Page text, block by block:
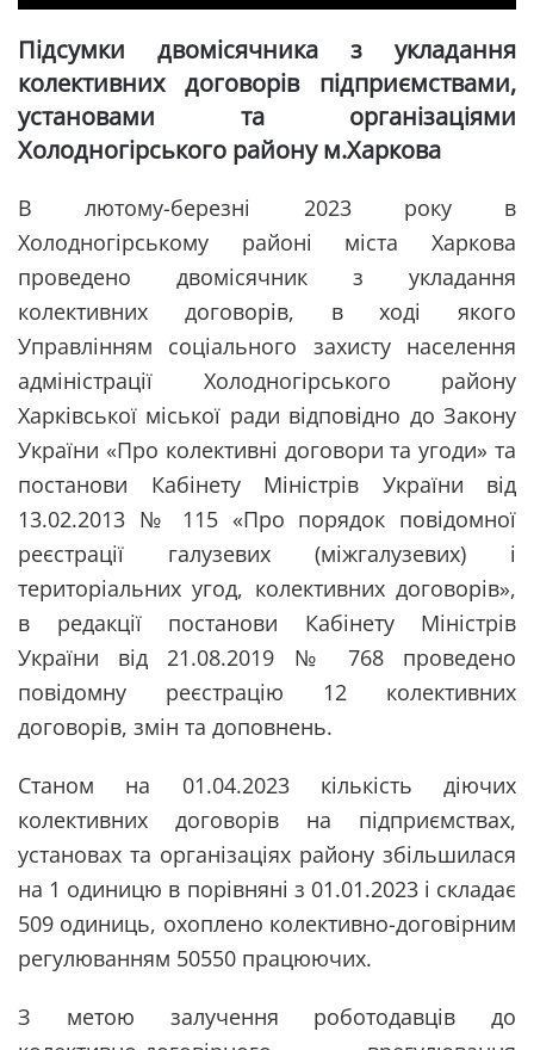
Підсумки двомісячника з укладання
колективних договорів підприємствами,
установами та організаціями
Холодногірського району м.Харкова
В лютому-березні 2023 року в
Холодногірському районі міста Харкова
проведено двомісячник з укладання
колективних договорів, в ході якого
Управлінням соціального захисту населення
адміністрації Холодногірського району
Харківської міської ради відповідно до Закону
України «Про колективні договори та угоди» та
постанови Кабінету Міністрів України від
13.02.2013 № 115 «Про порядок повідомної
реєстрації галузевих (міжгалузевих) і
територіальних угод, колективних договорів»,
в редакції постанови Кабінету Міністрів
України від 21.08.2019 № 768 проведено
повідомну реєстрацію 12 колективних
договорів, змін та доповнень.
Станом на 01.04.2023 кількість діючих
колективних договорів на підприємствах,
установах та організаціях району збільшилася
на 1 одиницю в порівняні з 01.01.2023 і складає
509 одиниць, охоплено колективно-договірним
регулюванням 50550 працюючих.
З метою залучення роботодавців до